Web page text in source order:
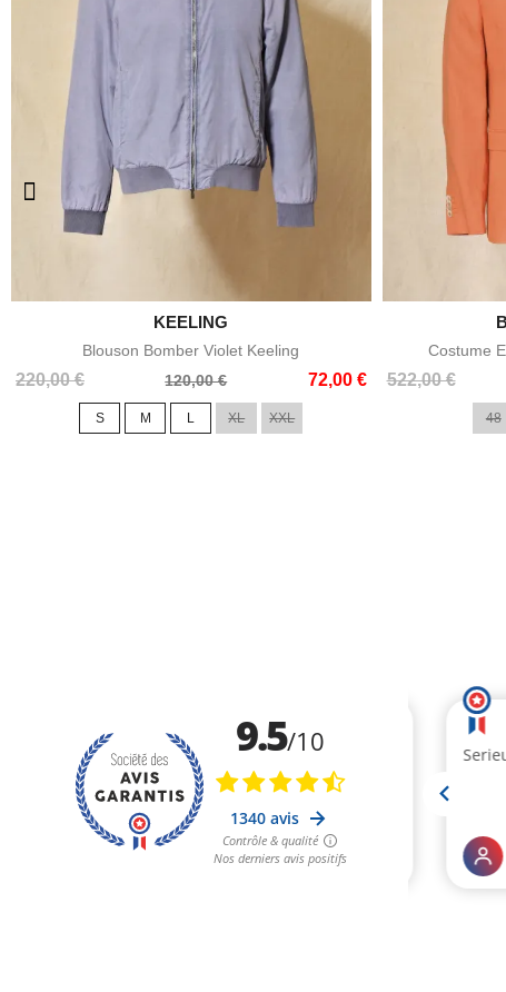
Aperçu rapide
KEELING
Blouson Bomber Violet Keeling
220,00 €
Prix
120,00 € 72,00 €
Prix
S M L XL XXL
Costume
522,00 €
Prix
Prix
48